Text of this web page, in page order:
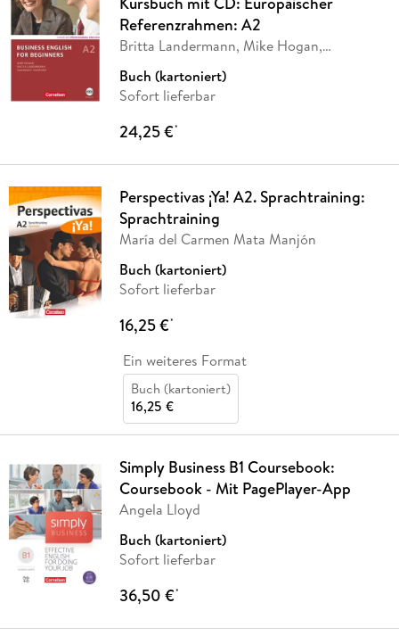
Referenzrahmen: A2
Britta Landermann, Mike Hogan,
Buch (kartoniert)
Sofort lieferbar
24,25 €*
Perspectivas ¡Ya! A2. Sprachtraining:
Sprachtraining
María del Carmen Mata Manjón
Buch (kartoniert)
Sofort lieferbar
16,25 €*
Ein weiteres Format
Buch (kartoniert)
16,25 €
Simply Business B1 Coursebook:
Coursebook - Mit PagePlayer-App
Angela Lloyd
Buch (kartoniert)
Sofort lieferbar
36,50 €*